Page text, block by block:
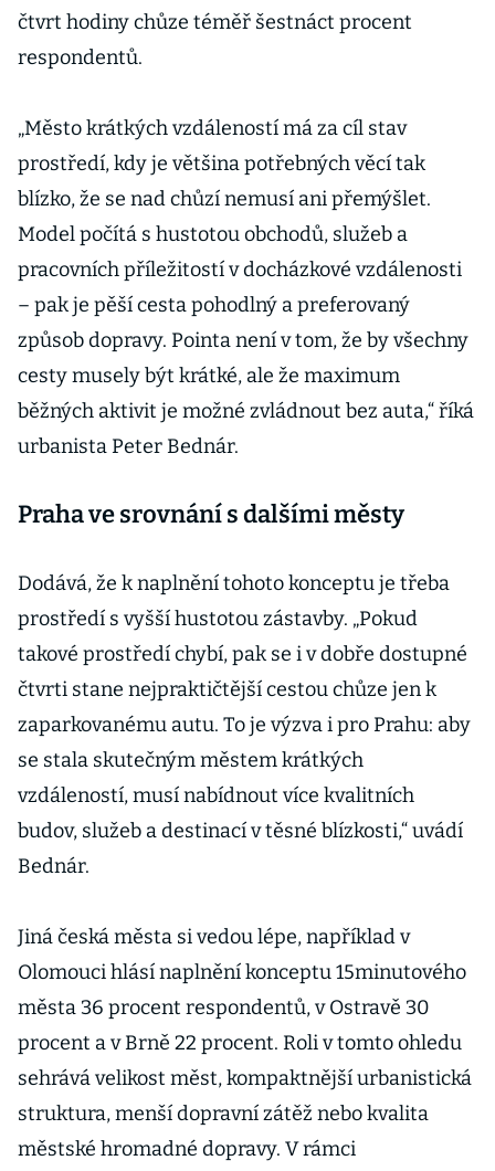
čtvrt hodiny chůze téměř šestnáct procent
respondentů.
„Město krátkých vzdáleností má za cíl stav
prostředí, kdy je většina potřebných věcí tak
blízko, že se nad chůzí nemusí ani přemýšlet.
Model počítá s hustotou obchodů, služeb a
pracovních příležitostí v docházkové vzdálenosti
– pak je pěší cesta pohodlný a preferovaný
způsob dopravy. Pointa není v tom, že by všechny
cesty musely být krátké, ale že maximum
běžných aktivit je možné zvládnout bez auta,“ říká
urbanista Peter Bednár.
Praha ve srovnání s dalšími městy
Dodává, že k naplnění tohoto konceptu je třeba
prostředí s vyšší hustotou zástavby. „Pokud
takové prostředí chybí, pak se i v dobře dostupné
čtvrti stane nejpraktičtější cestou chůze jen k
zaparkovanému autu. To je výzva i pro Prahu: aby
se stala skutečným městem krátkých
vzdáleností, musí nabídnout více kvalitních
budov, služeb a destinací v těsné blízkosti,“ uvádí
Bednár.
Jiná česká města si vedou lépe, například v
Olomouci hlásí naplnění konceptu 15minutového
města 36 procent respondentů, v Ostravě 30
procent a v Brně 22 procent. Roli v tomto ohledu
sehrává velikost měst, kompaktnější urbanistická
struktura, menší dopravní zátěž nebo kvalita
městské hromadné dopravy. V rámci